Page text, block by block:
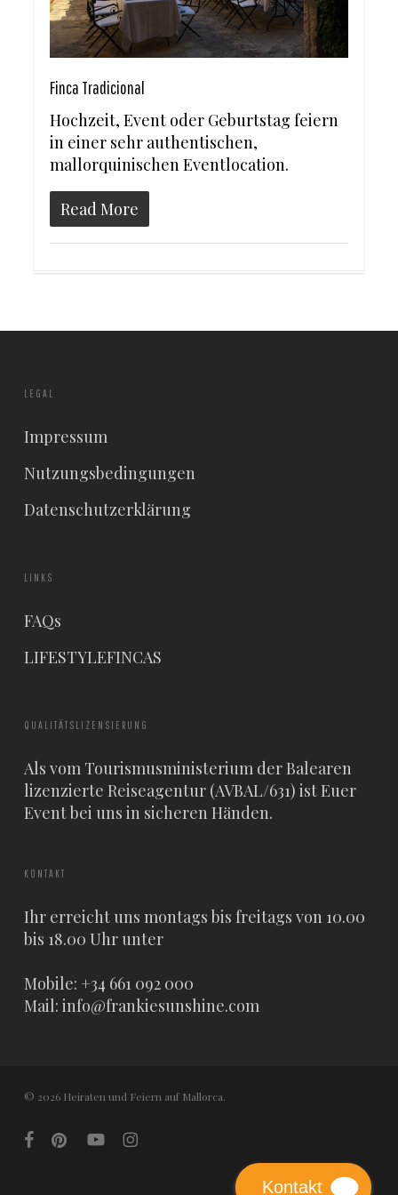
Finca Tradicional
Hochzeit, Event oder Geburtstag feiern
in einer sehr authentischen,
mallorquinischen Eventlocation.
Read More
LEGAL
Impressum
Nutzungsbedingungen
Datenschutzerklärung
LINKS
FAQs
LIFESTYLEFINCAS
QUALITÄTSLIZENSIERUNG
Als vom Tourismusministerium der Balearen
lizenzierte Reiseagentur (AVBAL/631) ist Euer
Event bei uns in sicheren Händen.
KONTAKT
Ihr erreicht uns montags bis freitags von 10.00
bis 18.00 Uhr unter
Mobile: +34 661 092 000
Mail: info@frankiesunshine.com
© 2026 Heiraten und Feiern auf Mallorca.
facebookpinterestyoutubeinstagram
Kontakt